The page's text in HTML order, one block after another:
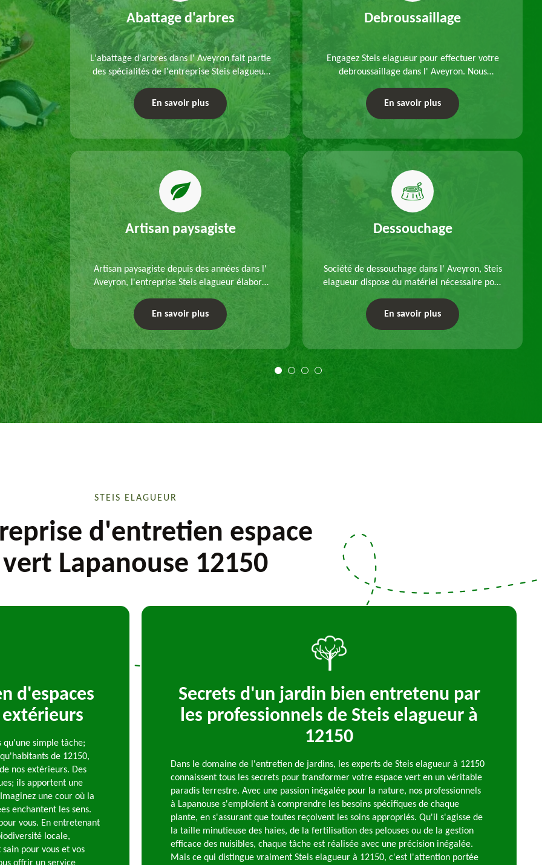
de
que d'un
Abattage d'arbres
L'abattage d'arbres dans l' Aveyron fait partie
des spécialités de l'entreprise Steis elagueur.
Nous réalisons un abattage direct ou par
démontage, tenant compte des particularités
du site et des végétaux.
En savoir plus
Artisan paysagiste
Artisan paysagiste depuis des années dans l'
Aveyron, l'entreprise Steis elagueur élabore
chaque plan d'aménagement paysager et
exécute les travaux afférents. Devis gratuit et
En savoir plus
Debroussaillage
Engagez Steis elagueur pour effectuer votre
debroussaillage dans l' Aveyron. Nous
en fonction des caractéristiques du site.
Déplacements offerts.
En savoir plus
Dessouchage
Société de dessouchage dans l' Aveyron, Steis
elagueur dispose du matériel nécessaire pour
un dessouchage manuel ou mécanique.
Travail selon les règles de l'art.
En savoir plus
STEIS ELAGUEUR
d'entretien espace
vert Lapanouse 12150
d'espaces
qu'une simple tâche;
de 12150,
nos extérieurs. Des
ils apportent une
une cour où la
enchantent les sens.
vous. En entretenant
locale,
pour vous et vos
Secrets d'un jardin bien entretenu par
les professionnels de Steis elagueur à
12150
Dans le domaine de l'entretien de jardins, les experts de Steis elagueur à 12150
connaissent tous les secrets pour transformer votre espace vert en un véritable
paradis terrestre. Avec une passion inégalée pour la nature, nos professionnels
à Lapanouse s'emploient à comprendre les besoins spécifiques de chaque
plante, en s'assurant que toutes reçoivent les soins appropriés. Qu'il s'agisse de
la taille minutieuse des haies, de la fertilisation des pelouses ou de la gestion
efficace des nuisibles, chaque tâche est réalisée avec une précision inégalée.
Mais ce qui distingue vraiment Steis elagueur à 12150, c'est l'attention portée